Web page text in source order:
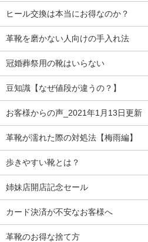
ヒール交換は本当にお得なのか？
革靴を磨かない人向けの手入れ法
冠婚葬祭用の靴はいらない
豆知識【なぜ値段が違うの？】
お客様からの声_2021年1月13日更新
革靴が濡れた際の対処法【梅雨編】
歩きやすい靴とは？
姉妹店開店記念セール
カード決済が不安なお客様へ
革靴のお得な捨て方